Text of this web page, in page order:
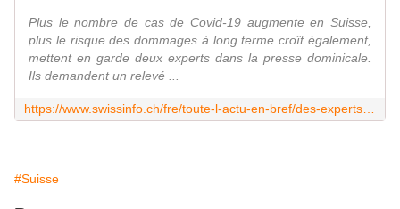
Plus le nombre de cas de Covid-19 augmente en Suisse,
plus le risque des dommages à long terme croît également,
mettent en garde deux experts dans la presse dominicale.
Ils demandent un relevé ...
#Suisse